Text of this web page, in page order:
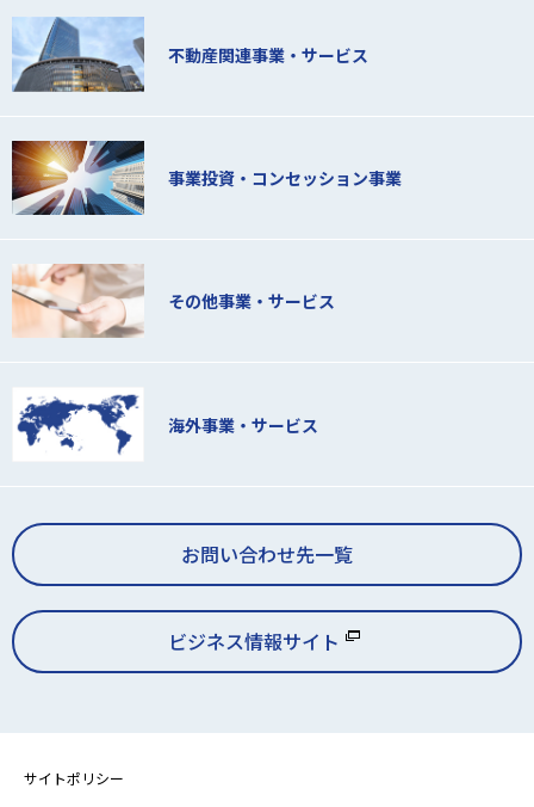
不動産関連事業・サービス
事業投資・コンセッション事業
その他事業・サービス
海外事業・サービス
お問い合わせ先一覧
ビジネス情報サイト
サイトポリシー